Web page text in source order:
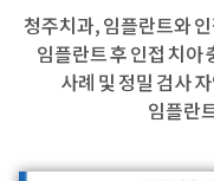
청주치과, 임플란트와
임플란트 후 인접 치아
사례 및 정밀 검사
임플란